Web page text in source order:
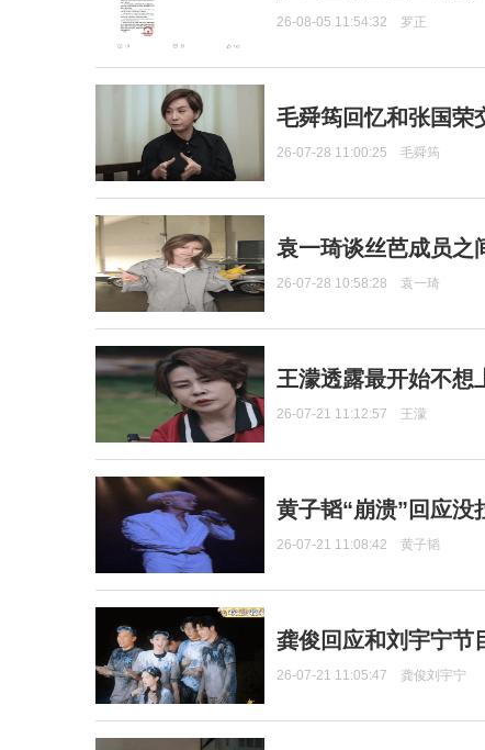
26-08-05 11:54:32 罗正
毛舜筠回忆和张国荣
26-07-28 11:00:25 毛舜筠
袁一琦谈丝芭成员之
26-07-28 10:58:28 袁一琦
王濛透露最开始不想
26-07-21 11:12:57 王濛
黄子韬“崩溃”回应没
26-07-21 11:08:42 黄子韬
龚俊回应和刘宇宁节
26-07-21 11:05:47 龚俊刘宇宁